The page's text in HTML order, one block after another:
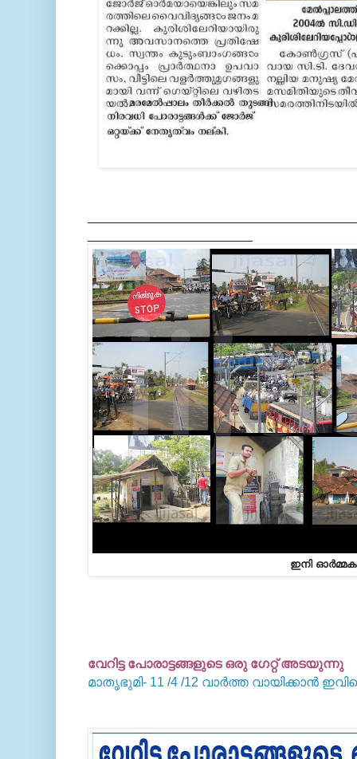
ഇനി
വേറിട്ട പോരാട്ടങ്ങളുടെ ഒരു ഗേറ്റ് അടയുന്നു
മാതൃഭുമി- 11 /4 /12 വാര്‍ത്ത വായിക്കാന്‍